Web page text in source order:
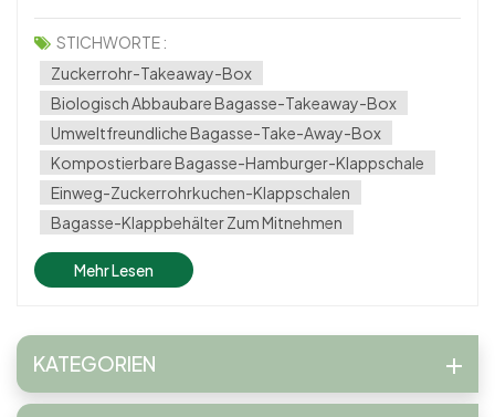
denn je. Biologisch abbaubare Burgerbox aus Zuckerrohr
Diese kompostierbaren Behälter aus Bagasse, einem
natürlichen Nebenprodukt des Zuckerrohrs, sind ideal für
Unternehmen und Privatpe...
STICHWORTE :
Zuckerrohr-Takeaway-Box
Biologisch Abbaubare Bagasse-Takeaway-Box
Umweltfreundliche Bagasse-Take-Away-Box
Kompostierbare Bagasse-Hamburger-Klappschale
Einweg-Zuckerrohrkuchen-Klappschalen
Bagasse-Klappbehälter Zum Mitnehmen
Mehr Lesen
KATEGORIEN